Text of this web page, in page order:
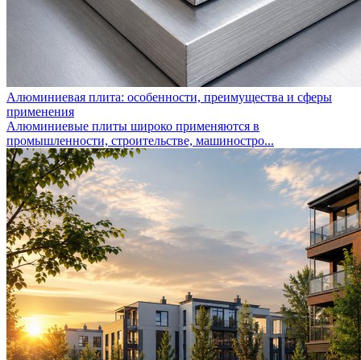
Алюминиевая плита: особенности, преимущества и сферы
применения
Алюминиевые плиты широко применяются в
промышленности, строительстве, машиностро...